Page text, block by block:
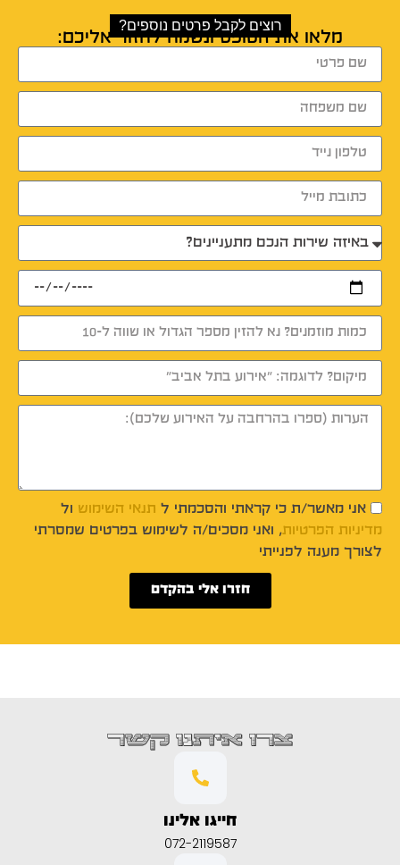
רוצים לקבל פרטים נוספים?
מלאו את הטופס ונשמח לחזור אליכם:
אני מאשר/ת כי קראתי והסכמתי ל תנאי השימושול
מדיניות הפרטיות, ואני מסכים/ה לשימוש בפרטים שמסרתי
לצורך מענה לפנייתי
חזרו אלי בהקדם
צרו איתנו קשר
חייגו אלינו
072-2119587